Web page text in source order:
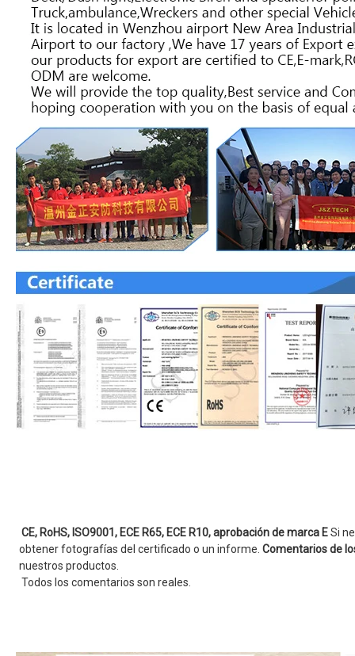
CE, RoHS, ISO9001, ECE R65, ECE R10, aprobación de marca ESi
obtener fotografías del certificado o un informe. Comentarios de
nuestros productos.
Todos los comentarios son reales.